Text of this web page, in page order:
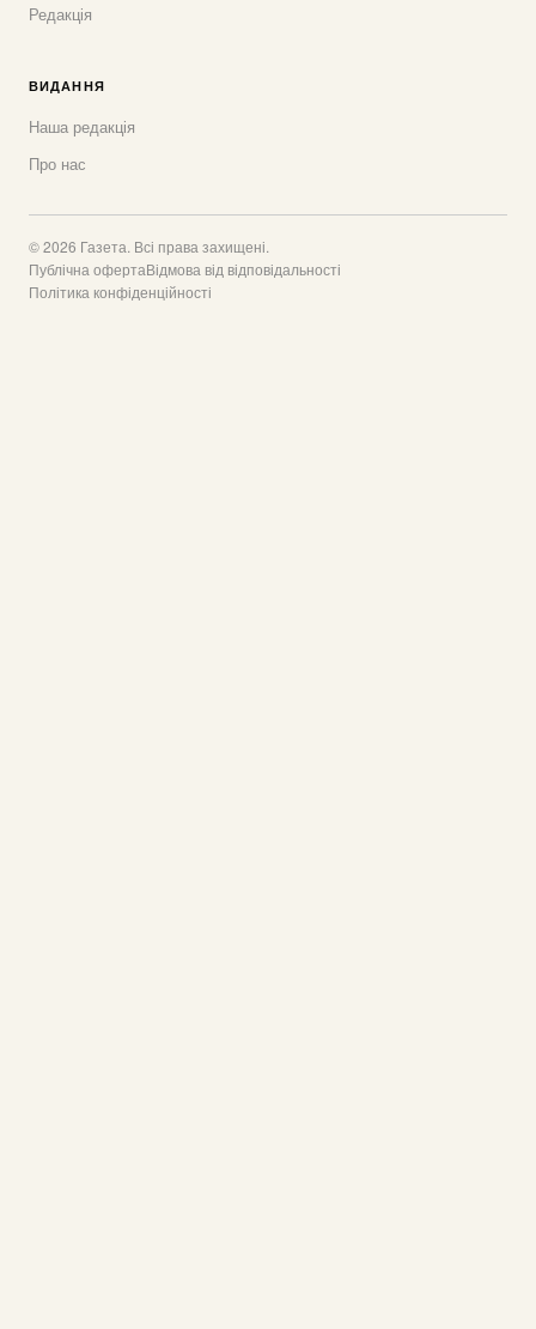
Редакція
ВИДАННЯ
Наша редакція
Про нас
© 2026 Газета. Всі права захищені.
Публічна офертаВідмова від відповідальності
Політика конфіденційності